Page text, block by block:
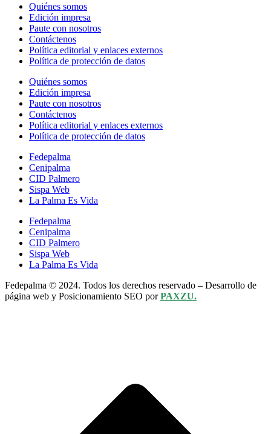
Quiénes somos
Edición impresa
Paute con nosotros
Contáctenos
Política editorial y enlaces externos
Política de protección de datos
Quiénes somos
Edición impresa
Paute con nosotros
Contáctenos
Política editorial y enlaces externos
Política de protección de datos
Fedepalma
Cenipalma
CID Palmero
Sispa Web
La Palma Es Vida
Fedepalma
Cenipalma
CID Palmero
Sispa Web
La Palma Es Vida
Fedepalma © 2024. Todos los derechos reservado – Desarrollo de
página web y Posicionamiento SEO porPAXZU.